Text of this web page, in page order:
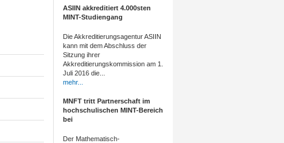
ASIIN akkreditiert 4.000sten
MINT-Studiengang
Die Akkreditierungsagentur ASIIN
kann mit dem Abschluss der
Sitzung ihrer
Akkreditierungskommission am 1.
Juli 2016 die...
mehr...
MNFT tritt Partnerschaft im
hochschulischen MINT-Bereich
bei
Der Mathematisch-